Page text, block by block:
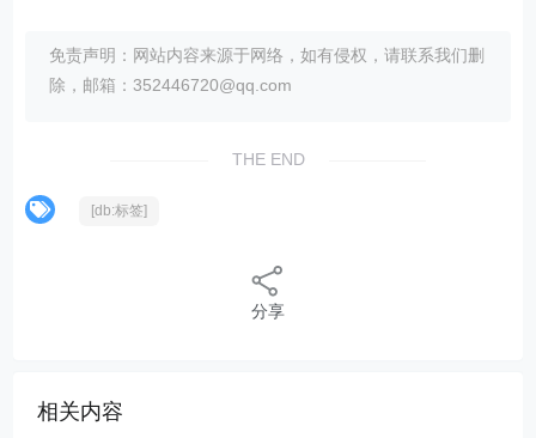
免责声明：网站内容来源于网络，如有侵权，请联系我们删
除，邮箱：352446720@qq.com
THE END
[db:标签]
分享
相关内容